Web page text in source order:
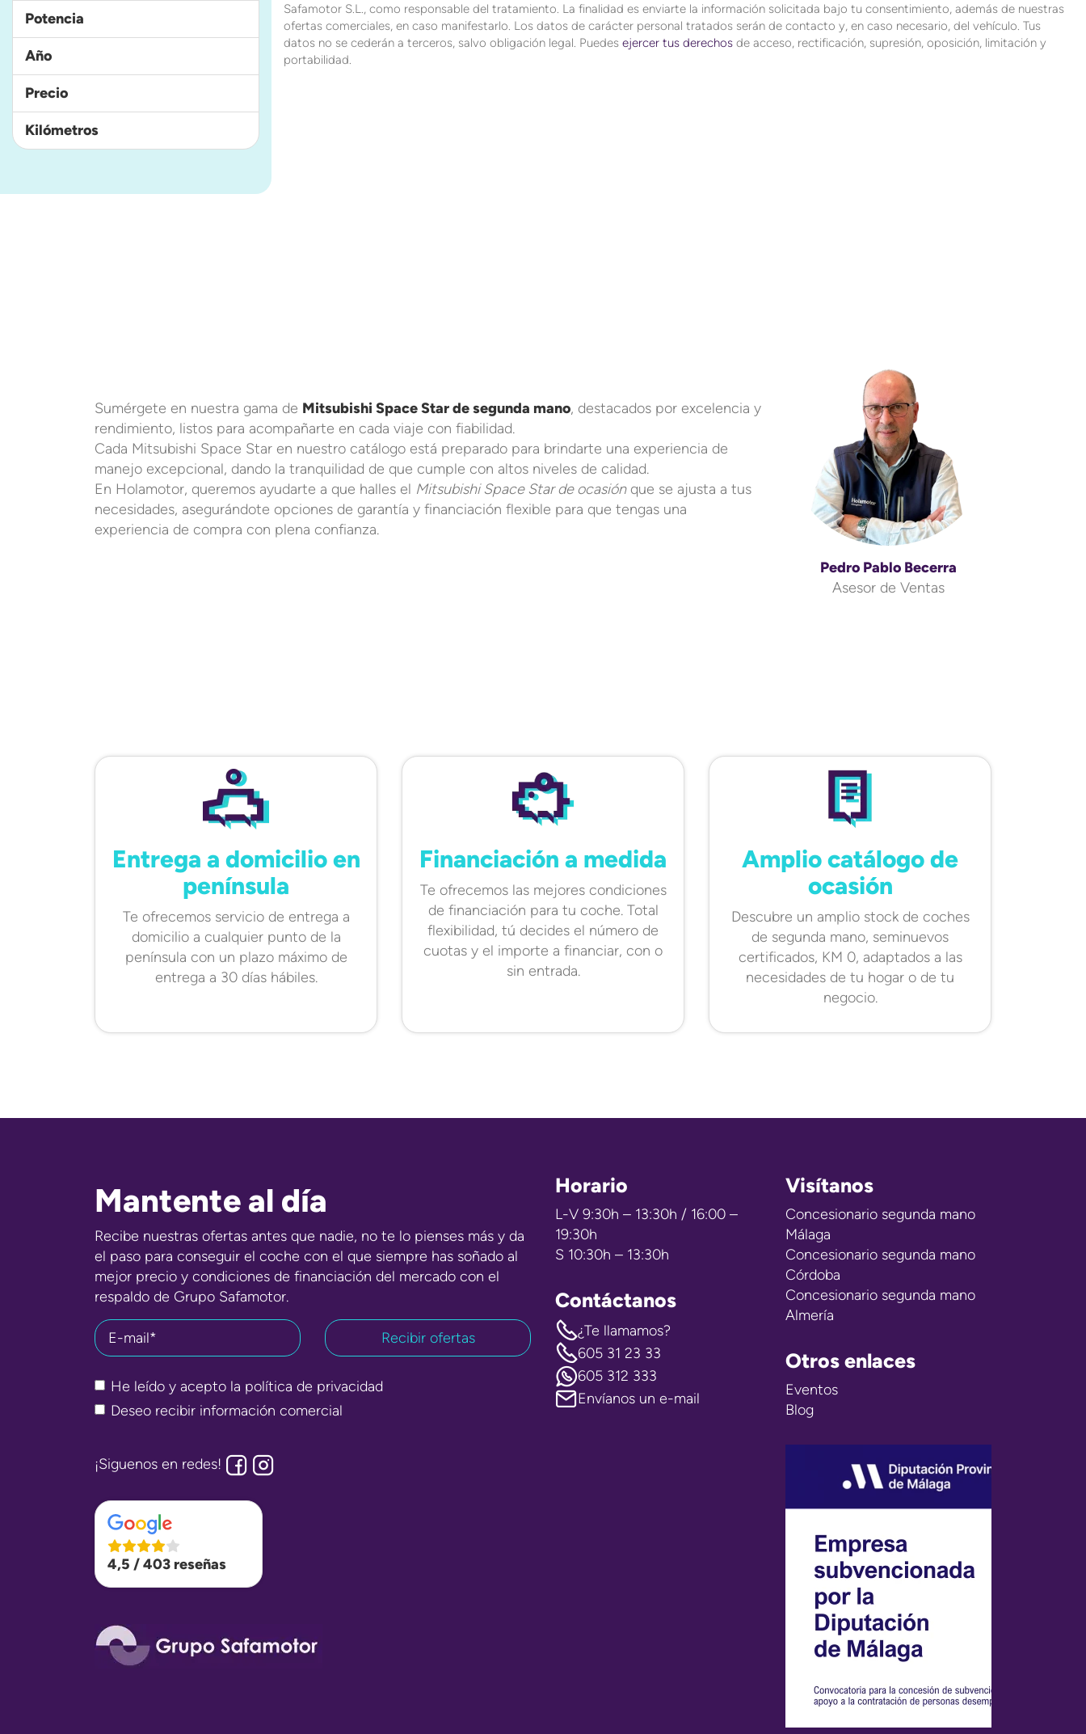
Safamotor S.L., como responsable del tratamiento. La finalidad es enviarte la información solicitada bajo tu consentimiento, además de nuestras
ofertas comerciales, en caso manifestarlo. Los datos de carácter personal tratados serán de contacto y, en caso necesario, del vehículo. Tus
datos no se cederán a terceros, salvo obligación legal. Puedes ejercer tus derechos de acceso, rectificación, supresión, oposición, limitación y
portabilidad.
Potencia
Año
Precio
Kilómetros
Sumérgete en nuestra gama de Mitsubishi Space Star de segunda mano, destacados por excelencia y
rendimiento, listos para acompañarte en cada viaje con fiabilidad.
Cada Mitsubishi Space Star en nuestro catálogo está preparado para brindarte una experiencia de
manejo excepcional, dando la tranquilidad de que cumple con altos niveles de calidad.
En Holamotor, queremos ayudarte a que halles el Mitsubishi Space Star de ocasiónque se ajusta a tus
necesidades, asegurándote opciones de garantía y financiación flexible para que tengas una
experiencia de compra con plena confianza.
Pedro Pablo Becerra
Asesor de Ventas
Entrega a domicilio en
península
Te ofrecemos servicio de entrega a
domicilio a cualquier punto de la
península con un plazo máximo de
entrega a 30 días hábiles.
Financiación a medida
Te ofrecemos las mejores condiciones
de financiación para tu coche. Total
flexibilidad, tú decides el número de
cuotas y el importe a financiar, con o
sin entrada.
Amplio catálogo de
ocasión
Descubre un amplio stock de coches
de segunda mano, seminuevos
certificados, KM 0, adaptados a las
necesidades de tu hogar o de tu
negocio.
Mantente al día
Recibe nuestras ofertas antes que nadie, no te lo pienses más y da
el paso para conseguir el coche con el que siempre has soñado al
mejor precio y condiciones de financiación del mercado con el
respaldo de Grupo Safamotor.
E-mail*
He leído y acepto la política de privacidad
Deseo recibir información comercial
¡Siguenos en redes!
4,5 / 403 reseñas
Horario
L-V 9:30h – 13:30h / 16:00 –
19:30h
S 10:30h – 13:30h
Contáctanos
¿Te llamamos?
605 31 23 33
605 312 333
Envíanos un e-mail
Visítanos
Concesionario segunda mano
Málaga
Concesionario segunda mano
Córdoba
Concesionario segunda mano
Almería
Otros enlaces
Eventos
Blog